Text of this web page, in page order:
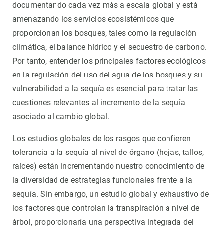
documentando cada vez más a escala global y está
amenazando los servicios ecosistémicos que
proporcionan los bosques, tales como la regulación
climática, el balance hídrico y el secuestro de carbono.
Por tanto, entender los principales factores ecológicos
en la regulación del uso del agua de los bosques y su
vulnerabilidad a la sequía es esencial para tratar las
cuestiones relevantes al incremento de la sequía
asociado al cambio global.
Los estudios globales de los rasgos que confieren
tolerancia a la sequía al nivel de órgano (hojas, tallos,
raíces) están incrementando nuestro conocimiento de
la diversidad de estrategias funcionales frente a la
sequía. Sin embargo, un estudio global y exhaustivo de
los factores que controlan la transpiración a nivel de
árbol, proporcionaría una perspectiva integrada del